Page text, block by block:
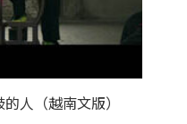
人（越南文版）